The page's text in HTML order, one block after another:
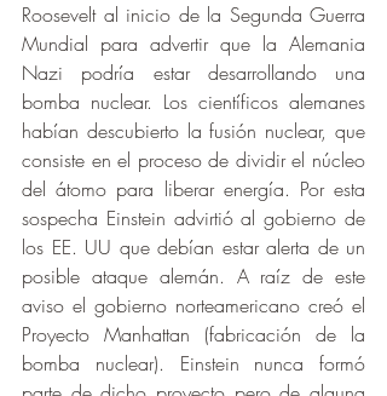
Roosevelt al inicio de la Segunda Guerra
Mundial para advertir que la Alemania
Nazi podría estar desarrollando una
bomba nuclear. Los científicos alemanes
habían descubierto la fusión nuclear, que
consiste en el proceso de dividir el núcleo
del átomo para liberar energía. Por esta
sospecha Einstein advirtió al gobierno de
los EE. UU que debían estar alerta de un
posible ataque alemán. A raíz de este
aviso el gobierno norteamericano creó el
Proyecto Manhattan (fabricación de la
bomba nuclear). Einstein nunca formó